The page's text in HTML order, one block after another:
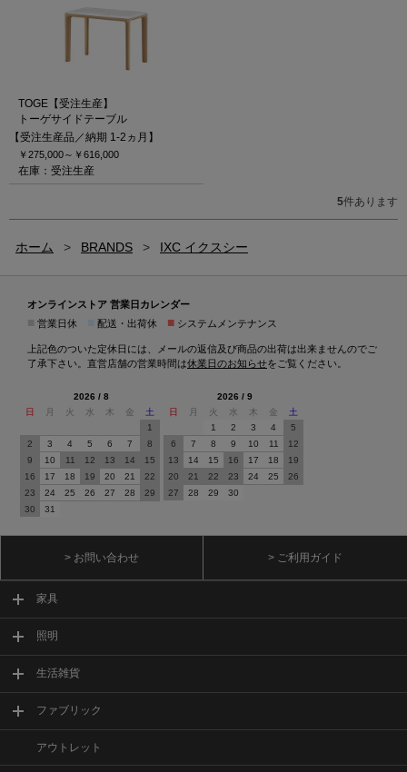
TOGE【受注生産】
トーゲサイドテーブル
【受注生産品／納期 1-2ヵ月】
￥275,000～ ￥616,000
在庫：受注生産
5件あります
ホーム > BRANDS > IXC イクスシー
オンラインストア 営業日カレンダー
営業日休 配送・出荷休 ■ システムメンテナンス
上記色のついた定休日には、メールの返信及び商品の出荷は出来ませんのでご
了承下さい。直営店舗の営業時間は休業日のお知らせをご覧ください。
2026 / 8
日
月 火 水 木 金
土
1
2
3 4 5 6 7
8
9
10 11 12 13 14
15
16
17 18 19 20 21
22
23
24 25 26 27 28
29
30
31
2026 / 9
日
月 火 水 木 金
土
1
2 3 4
5
6
7 8 9 10 11
12
13
14 15 16 17 18
19
20
21 22 23 24 25
26
27
28 29 30
> お問い合わせ > ご利用ガイド
家具
照明
生活雑貨
ファブリック
アウトレット